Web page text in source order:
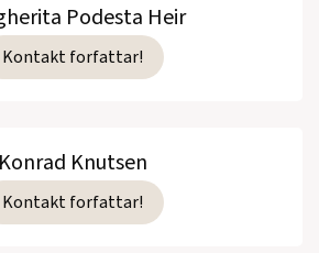
Podesta Heir
Kontakt forfattar!
Konrad Knutsen
Kontakt forfattar!